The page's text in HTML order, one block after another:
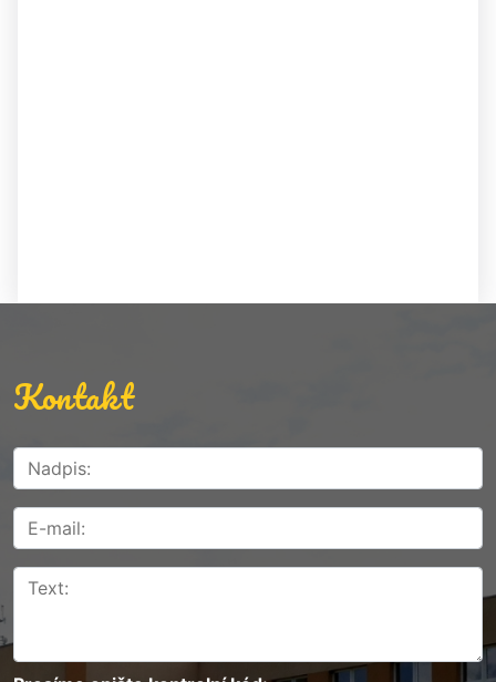
Kontakt